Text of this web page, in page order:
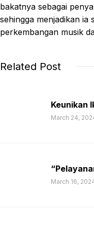
bakatnya sebagai
sehingga menjadikan ia
perkembangan musik
Related Post
Keunikan
March 24,
March 16,